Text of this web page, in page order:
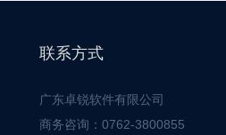
联系方式
广东卓锐软件有限公司
商务咨询：0762-3800855